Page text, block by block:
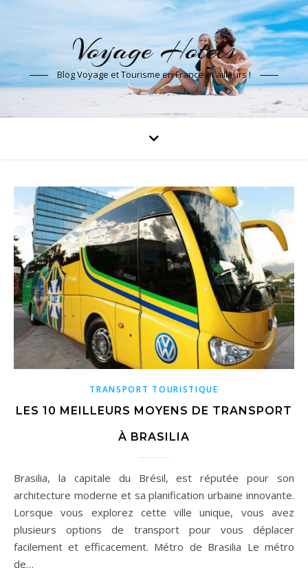
Voyage Hotels
Blog Voyage et Tourisme en France et ailleurs !
TRANSPORT TOURISTIQUE
LES 10 MEILLEURS MOYENS DE TRANSPORT
À BRASILIA
Brasilia, la capitale du Brésil, est réputée pour son
architecture moderne et sa planification urbaine innovante.
Lorsque vous explorez cette ville unique, vous avez
plusieurs options de transport pour vous déplacer
facilement et efficacement. Métro de Brasilia Le métro
de…